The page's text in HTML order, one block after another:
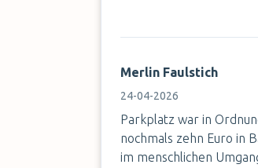
Merlin Faulstich
24-04-2026
Parkplatz war in
nochmals zehn Euro in
im menschlichen